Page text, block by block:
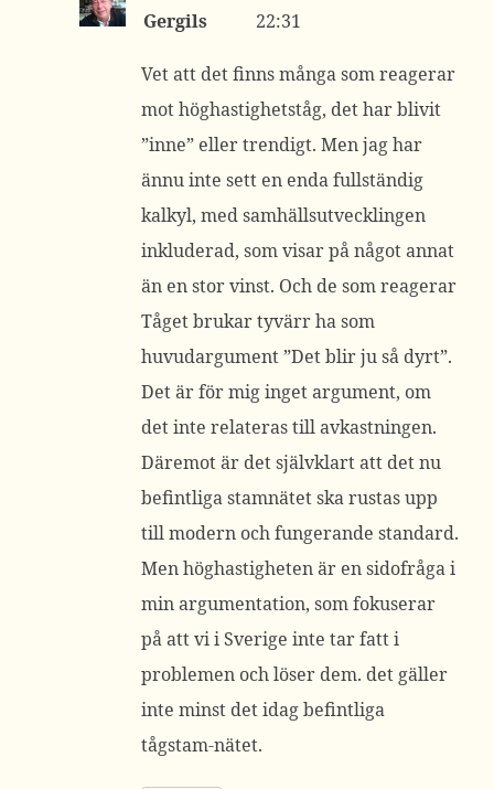
Gergils
22:31
Vet att det finns många som reagerar
mot höghastighetståg, det har blivit
”inne” eller trendigt. Men jag har
ännu inte sett en enda fullständig
kalkyl, med samhällsutvecklingen
inkluderad, som visar på något annat
än en stor vinst. Och de som reagerar
Tåget brukar tyvärr ha som
huvudargument ”Det blir ju så dyrt”.
Det är för mig inget argument, om
det inte relateras till avkastningen.
Däremot är det självklart att det nu
befintliga stamnätet ska rustas upp
till modern och fungerande standard.
Men höghastigheten är en sidofråga i
min argumentation, som fokuserar
på att vi i Sverige inte tar fatt i
problemen och löser dem. det gäller
inte minst det idag befintliga
tågstam-nätet.